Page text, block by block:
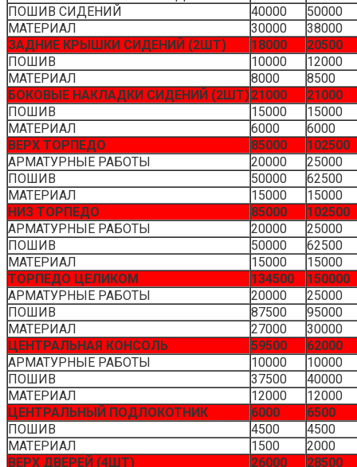
ЦЕНТРАЛЬНАЯ КОНСОЛЬ
59500
62000
АРМАТУРНЫЕ РАБОТЫ
10000
10000
ПОШИВ
37500
40000
МАТЕРИАЛ
12000
12000
ЦЕНТРАЛЬНЫЙ ПОДЛОКОТНИК
6000
6500
ПОШИВ
4500
4500
МАТЕРИАЛ
1500
2000
ВЕРХ ДВЕРЕЙ (4ШТ)
26000
28500
АРМАТУРНЫЕ РАБОТЫ
5000
5000
ПОШИВ
15000
17500
МАТЕРИАЛ
6000
6000
ВСТАВКИ В ДВЕРИ (4ШТ)
24000
29500
АРМАТУРНЫЕ РАБОТЫ
5000
5000
ПОШИВ
10000
12500
МАТЕРИАЛ
9000
12000
ПОДЛОКОТНИКИ ДВЕРЕЙ (4ШТ)
21000
23000
АРМАТУРНЫЕ РАБОТЫ
5000
5000
ПОШИВ
10000
12000
МАТЕРИАЛ
6000
6000
ДВЕРНЫЕ КАРТЫ ЦЕЛИКОМ (4ШТ)
160000
165000
АРМАТУРНЫЕ РАБОТЫ
5000
5000
ПОШИВ
125000
125000
МАТЕРИАЛ
30000
35000
ПЕРЕШИВ ЦЕНТРОВ СИДЕНИЙ (4ШТ)
65000
68500
СНЯТИЕУСТАНОВКА СИДЕНИЙ
3000
4000
АРМАТУРНЫЕ РАБОТЫ ПО СИДЕНЬЯМ 10000
12500
ПОШИВ ЦЕНТРОВ
40000
40000
МАТЕРИАЛ
12000
12000